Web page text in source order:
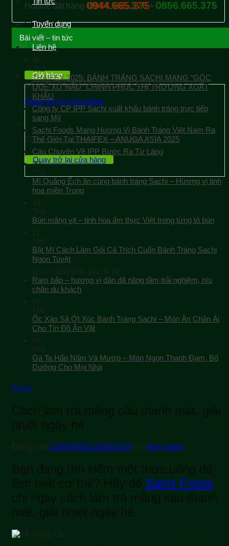
Hotline đặt hàng 0944.665.376 - 0856.665.375
Giỏ hàng
Chưa có sản phẩm trong giỏ hàng.
Quay trở lại cửa hàng
Tuyển dụng
Liên hệ
Giỏ hàng
Chưa có sản phẩm trong giỏ hàng.
Quay trở lại cửa hàng
0944.665.375
Bài viết – tin tức
30
Th9
THAIFEX 2025: BÁNH TRÁNG SACHI MANG “GÓC
QUÊ XỨ NẪU” CHINH PHỤC THỊ TRƯỜNG XUẤT
KHẨU
Công ty CP IPP Sachi xuất khẩu bánh tráng trực tiếp
sang Mỹ
Sachi Foods Mang Hương Vị Bánh Tráng Việt Nam Ra
Thế Giới Tại THAIFEX – ANUGA ASIA 2025
Câu Chuyện Về IPP Bước Ra Từ Làng
20
Th9
Mì Quảng Ếch ăn cùng bánh tráng Sachi – Hương vị tinh
hoa miền Trung
19
Th9
Bún măng vịt – tinh hoa ẩm thực Việt trong từng tô bún
17
Th9
Bật Mí Cách Làm Gỏi Cá Trích Cuốn Bánh Tráng Sachi
Ngon Tuyệt
Chức năng bình luận bị tắtở
Bật
Gỏi
Cá
Tráng
Ram bắp – hương vị dân dã nâng tầm trải nghiệm, níu
chân du khách
09
Th9
Ốc Xào Sả Ớt Xúc Bánh Tráng Sachi – Món Ăn Chân Ái
Cho Tín Đồ Ăn Vặt
08
Th9
Gà Ta Hấp Nấm Và Mướp – Món Ngon Thanh Đạm, Bổ
Dưỡng Cho Mọi Nhà
Ẩm thực
Cách làm trà mãng cầu thanh mát, giải
nhiệt ngày hè
Đăng vào 12/05/202312/05/2023 bởi Kim Oanh
Bạn đang tìm kiếm một thức uống để
làm mát cơ thể? Hãy để Sachi Foods
chỉ ngay cách làm trà mãng cầu thanh
mát, giải nhiệt ngày hè.